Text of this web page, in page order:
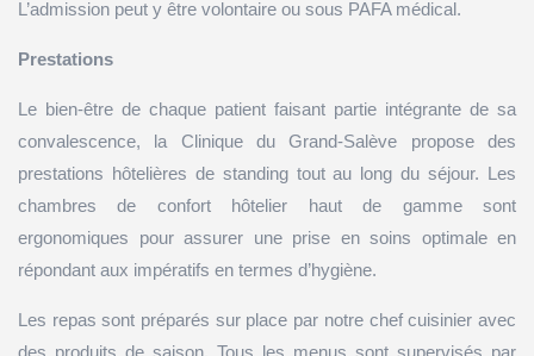
L’admission peut y être volontaire ou sous PAFA médical.
Prestations
Le bien-être de chaque patient faisant partie intégrante de sa
convalescence, la Clinique du Grand-Salève propose des
prestations hôtelières de standing tout au long du séjour. Les
chambres de confort hôtelier haut de gamme sont
ergonomiques pour assurer une prise en soins optimale en
répondant aux impératifs en termes d’hygiène.
Les repas sont préparés sur place par notre chef cuisinier avec